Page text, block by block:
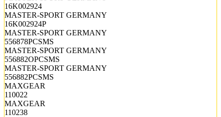
16K002924
MASTER-SPORT GERMANY
16K002924P
MASTER-SPORT GERMANY
556878PCSMS
MASTER-SPORT GERMANY
556882OPCSMS
MASTER-SPORT GERMANY
556882PCSMS
MAXGEAR
110022
MAXGEAR
110238